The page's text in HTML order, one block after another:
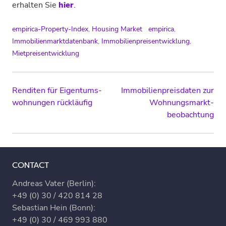
erhalten Sie hier.
empirica-Property-Index, Housing Market empirica,
Immobilienmarktdatenbank, Immobilienpreisentwicklung,
Mietpreisentwicklung
Post
Renditen für Eigentums­
wohnungen rückläufig
Immobilien­preisdaten zur
Wohnungs­markt­
beobachtung
CONTACT
Andreas Vater (Berlin):
+49 (0) 30 / 420 814 28
Sebastian Hein (Bonn):
+49 (0) 30 / 469 993 880